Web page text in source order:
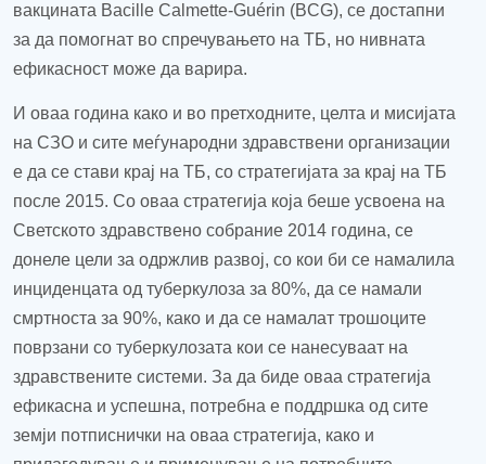
вакцината Bacille Calmette-Guérin (BCG), се достапни
за да помогнат во спречувањето на ТБ, но нивната
ефикасност може да варира.
И оваа година како и во претходните, целта и мисијата
на СЗО и сите меѓународни здравствени организации
е да се стави крај на ТБ, со стратегијата за крај на ТБ
после 2015. Со оваа стратегија која беше усвоена на
Светското здравствено собрание 2014 година, се
донеле цели за одржлив развој, со кои би се намалила
инциденцата од туберкулоза за 80%, да се намали
смртноста за 90%, како и да се намалат трошоците
поврзани со туберкулозата кои се нанесуваат на
здравствените системи. За да биде оваа стратегија
ефикасна и успешна, потребна е поддршка од сите
земји потписнички на оваа стратегија, како и